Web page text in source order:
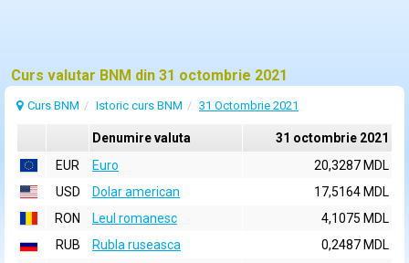
Curs valutar BNM din 31 octombrie 2021
Curs BNM Istoric curs BNM 31 Octombrie 2021
Denumire valuta
31 octombrie 2021
EUR
Euro
20,3287 MDL
USD
Dolar american
17,5164 MDL
RON
Leul romanesc
4,1075 MDL
RUB
Rubla ruseasca
0,2487 MDL